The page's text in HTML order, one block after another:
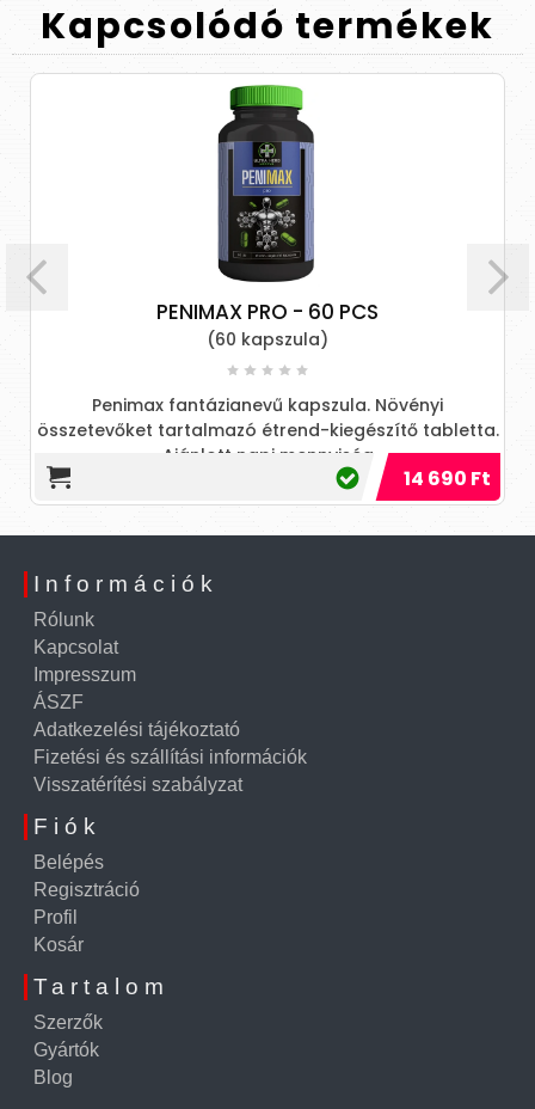
Kapcsolódó termékek
PENIMAX PRO - 60 PCS
(60 kapszula)
Penimax fantázianevű kapszula. Növényi
összetevőket tartalmazó étrend-kiegészítő tabletta.
Ajánlott napi mennyiség
14 690 Ft
Információk
Rólunk
Kapcsolat
Impresszum
ÁSZF
Adatkezelési tájékoztató
Fizetési és szállítási információk
Visszatérítési szabályzat
Fiók
Belépés
Regisztráció
Profil
Kosár
Tartalom
Szerzők
Gyártók
Blog